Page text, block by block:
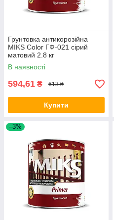
Грунтовка антикорозійна
MIKS Color ГФ-021 сірий
матовий 2.8 кг
В наявності
594,61 ₴ 613 ₴
Купити
–3%